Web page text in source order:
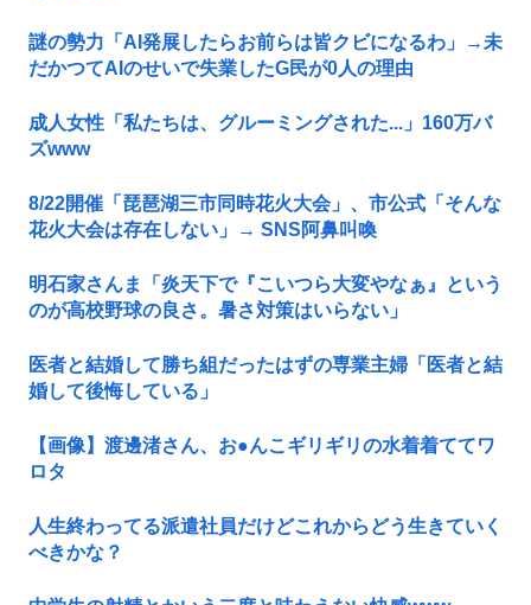
謎の勢力「AI発展したらお前らは皆クビになるわ」→未
だかつてAIのせいで失業したG民が0人の理由
成人女性「私たちは、グルーミングされた...」160万バ
ズwww
8/22開催「琵琶湖三市同時花火大会」、市公式「そんな
花火大会は存在しない」→ SNS阿鼻叫喚
明石家さんま「炎天下で『こいつら大変やなぁ』という
のが高校野球の良さ。暑さ対策はいらない」
医者と結婚して勝ち組だったはずの専業主婦「医者と結
婚して後悔している」
【画像】渡邊渚さん、お●んこギリギリの水着着ててワ
ロタ
人生終わってる派遣社員だけどこれからどう生きていく
べきかな？